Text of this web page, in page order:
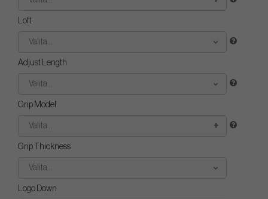
Loft
Valita...
Adjust Length
Valita...
Grip Model
Valita...
Grip Thickness
Valita...
Logo Down